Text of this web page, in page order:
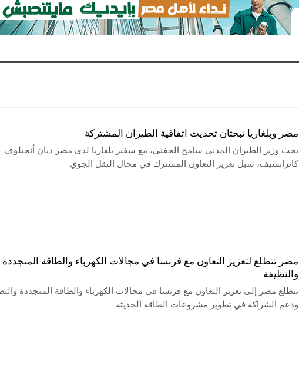
مصر وبلغاريا تبحثان تحديث اتفاقية الطيران المشتركة
بحث وزير الطيران المدني سامح الحفني، مع سفير بلغاريا لدى مصر ديان أنجيلوف
كاتراتشيف، سبل تعزيز التعاون المشترك في مجال النقل الجوي
مصر تتطلع لتعزيز التعاون مع فرنسا في مجالات الكهرباء والطاقة المتجددة
والنظيفة
تتطلع مصر إلى تعزيز التعاون مع فرنسا في مجالات الكهرباء والطاقة المتجددة
ودعم الشراكة في تطوير مشروعات الطاقة الحديثة